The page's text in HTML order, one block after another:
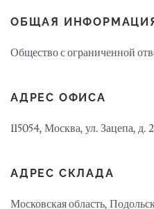
ОБЩАЯ
Общество с ограниченной
АДРЕС ОФИСА
115054, Москва, ул. Зацепа, д.
АДРЕС СКЛАДА
Московская область,